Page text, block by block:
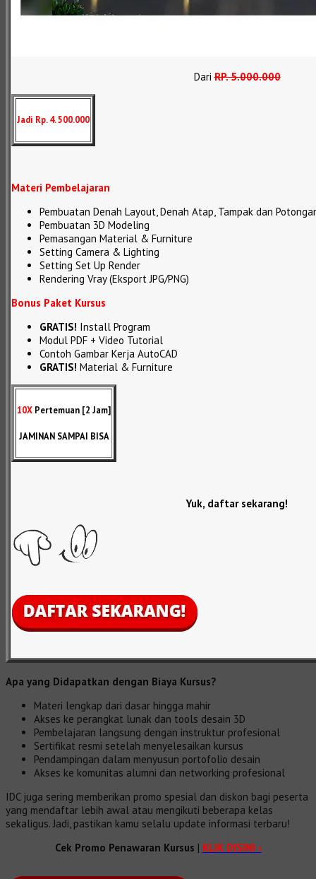
DariRP.5.000.000
Jadi Rp. 4. 500.000
Materi Pembelajaran
Pembuatan Denah Layout, Denah Atap, Tampak dan
Pembuatan 3D Modeling
Pemasangan Material & Furniture
Setting Camera & Lighting
Setting Set Up Render
Rendering Vray (Eksport JPG/PNG)
Bonus Paket Kursus
GRATIS! Install Program
Modul PDF + Video Tutorial
Contoh Gambar Kerja AutoCAD
GRATIS! Material & Furniture
10X Pertemuan [2 Jam]
JAMINAN SAMPAI BISA
Yuk, daftar sekarang!
Apa yang Didapatkan dengan Biaya Kursus?
Materi lengkap dari dasar hingga mahir
Akses ke perangkat lunak dan tools desain 3D
Pembelajaran langsung dengan instruktur profesional
Sertifikat resmi setelah menyelesaikan kursus
Pendampingan dalam menyusun portofolio desain
Akses ke komunitas alumni dan networking profesional
IDC juga sering memberikan promo spesial dan diskon bagi peserta
yang mendaftar lebih awal atau mengikuti beberapa kelas
sekaligus. Jadi, pastikan kamu selalu update informasi terbaru!
Cek Promo Penawaran Kursus | KLIK DISINI ›